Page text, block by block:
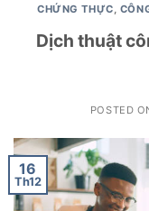
CHỨNG THỰC,
Dịch thuật
POSTED
16
Th12